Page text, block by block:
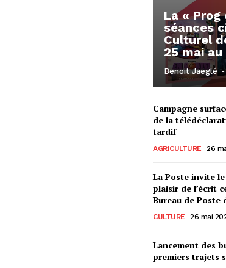
La « Prog
séances
Culturel
25 mai au
Benoit Jaëglé -
Campagne
de la
tardif
AGRICULTURE 26
La Poste invite
plaisir de l’écrit
Bureau de Poste
CULTURE 26 mai
Lancement des
premiers trajets